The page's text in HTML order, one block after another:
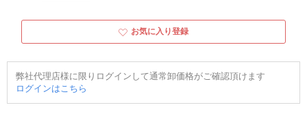
お気に入り登録
弊社代理店様に限りログインして通常卸価格がご確認頂けます
ログインはこちら